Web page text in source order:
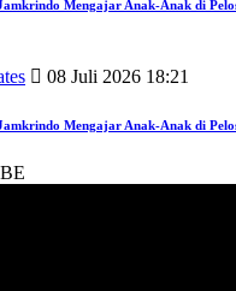
Mengajar Anak-Anak di
08 Juli 2026 18:21
Mengajar Anak-Anak di